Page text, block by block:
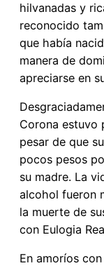
hilvanadas y
reconocido
que había
manera de
apreciarse en
Corona estuvo
pesar de que
pocos pesos
su madre. La
alcohol fueron
la muerte de
con Eulogia
En amoríos